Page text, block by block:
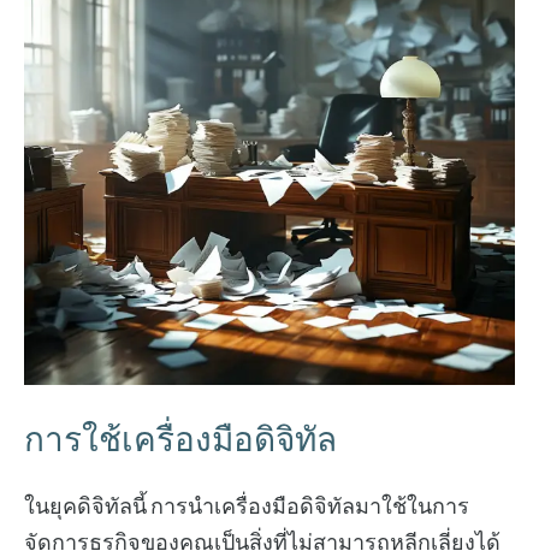
การใช้เครื่องมือดิจิทัล
ในยุคดิจิทัลนี้ การนำเครื่องมือดิจิทัลมาใช้ในการ
จัดการธุรกิจของคุณเป็นสิ่งที่ไม่สามารถหลีกเลี่ยงได้